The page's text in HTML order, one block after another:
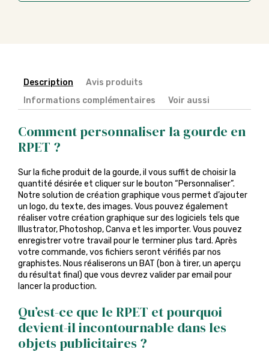
Description
Avis produits
Informations complémentaires
Voir aussi
Comment personnaliser la gourde en
RPET ?
Sur la fiche produit de la gourde, il vous suffit de choisir la
quantité désirée et cliquer sur le bouton “Personnaliser”.
Notre solution de création graphique vous permet d’ajouter
un logo, du texte, des images. Vous pouvez également
réaliser votre création graphique sur des logiciels tels que
Illustrator, Photoshop, Canva et les importer. Vous pouvez
enregistrer votre travail pour le terminer plus tard. Après
votre commande, vos fichiers seront vérifiés par nos
graphistes. Nous réaliserons un BAT (bon à tirer, un aperçu
du résultat final) que vous devrez valider par email pour
lancer la production.
Qu’est-ce que le RPET et pourquoi
devient-il incontournable dans les
objets publicitaires ?